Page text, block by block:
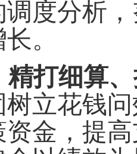
调度分析
。
精打细算
树立花钱
金，提